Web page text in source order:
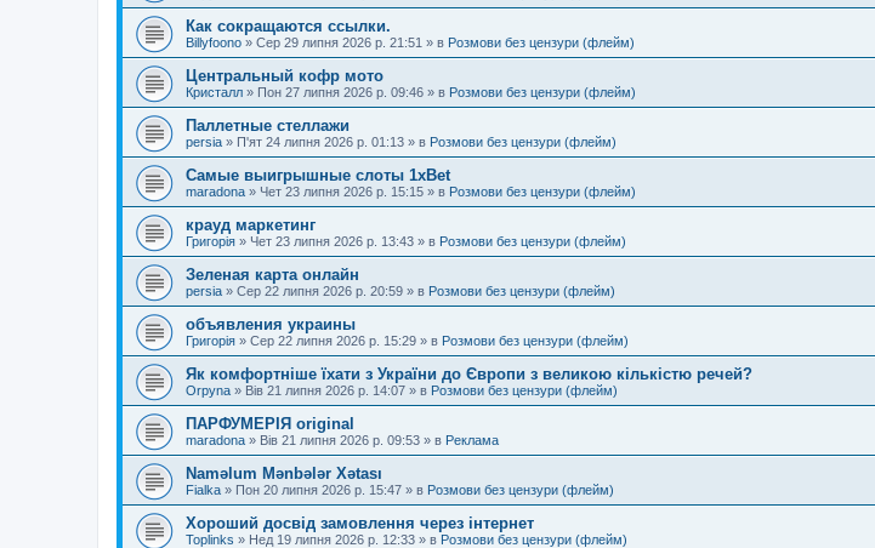
Как сокращаются ссылки.
Billyfoono » Сер 29 липня 2026 р. 21:51 » в Розмови без цензури (флейм)
Центральный кофр мото
Кристалл » Пон 27 липня 2026 р. 09:46 » в Розмови без цензури (флейм)
Паллетные стеллажи
persia » П'ят 24 липня 2026 р. 01:13 » в Розмови без цензури (флейм)
Самые выигрышные слоты 1xBet
maradona » Чет 23 липня 2026 р. 15:15 » в Розмови без цензури (флейм)
крауд маркетинг
Григорія » Чет 23 липня 2026 р. 13:43 » в Розмови без цензури (флейм)
Зеленая карта онлайн
persia » Сер 22 липня 2026 р. 20:59 » в Розмови без цензури (флейм)
объявления украины
Григорія » Сер 22 липня 2026 р. 15:29 » в Розмови без цензури (флейм)
Як комфортніше їхати з України до Європи з великою кількістю речей?
Orpyna » Вів 21 липня 2026 р. 14:07 » в Розмови без цензури (флейм)
ПАРФУМЕРІЯ original
maradona » Вів 21 липня 2026 р. 09:53 » в Реклама
Naməlum Mənbələr Xətası
Fialka » Пон 20 липня 2026 р. 15:47 » в Розмови без цензури (флейм)
Хороший досвід замовлення через інтернет
Toplinks » Нед 19 липня 2026 р. 12:33 » в Розмови без цензури (флейм)